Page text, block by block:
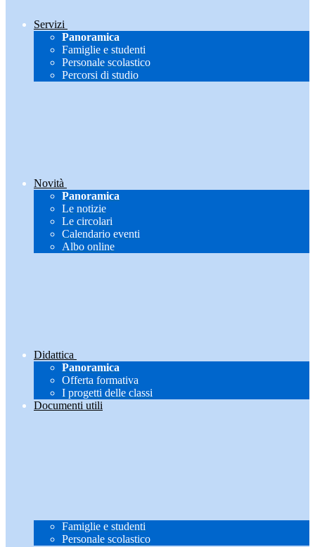
Servizi
Panoramica
Famiglie e studenti
Personale scolastico
Percorsi di studio
Novità
Panoramica
Le notizie
Le circolari
Calendario eventi
Albo online
Didattica
Panoramica
Offerta formativa
I progetti delle classi
Documenti utili
Famiglie e studenti
Personale scolastico